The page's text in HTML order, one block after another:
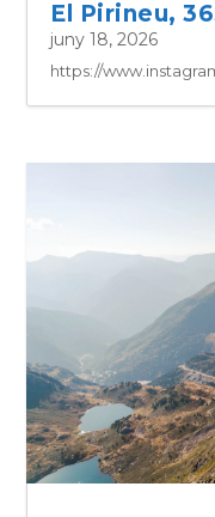
El Pirineu,
juny 18, 2026
https://